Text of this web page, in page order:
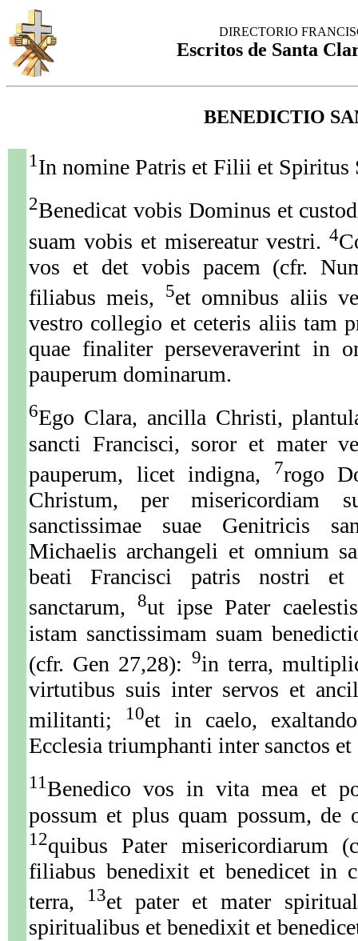
DIRECTORIO
Escritos de Santa
BENEDICTIO
1 In nomine Patris et Filii et Spiritus
2Benedicat vobis Dominus et
suam vobis et misereatur vestri. 4
vos et det vobis pacem (cfr.
filiabus meis,
5et omnibus aliis
vestro collegio et ceteris aliis tam
quae finaliter perseveraverint in
pauperum dominarum.
6Ego Clara, ancilla Christi,
sancti Francisci, soror et mater
pauperum, licet indigna,
7rogo
Christum, per misericordiam
sanctissimae suae Genitricis
Michaelis archangeli et omnium
beati Francisci patris nostri et
sanctarum,
8ut ipse Pater
istam sanctissimam suam
(cfr. Gen 27,28): 9in terra,
virtutibus suis inter servos et
militanti;
10et in caelo,
Ecclesia triumphanti inter sanctos et
11Benedico vos in vita mea et
possum et plus quam possum, de
12quibus Pater
filiabus benedixit et benedicet in
terra,
13et pater et mater
spiritualibus et benedixit et